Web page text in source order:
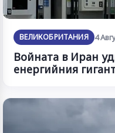
ВЕЛИКОБРИТАНИЯ 4
Войната в Иран
енергийния